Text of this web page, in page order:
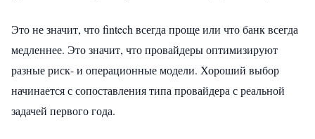
Это не значит, что fintech всегда проще или что банк всегда
медленнее. Это значит, что провайдеры оптимизируют
разные риск- и операционные модели. Хороший выбор
начинается с сопоставления типа провайдера с реальной
задачей первого года.